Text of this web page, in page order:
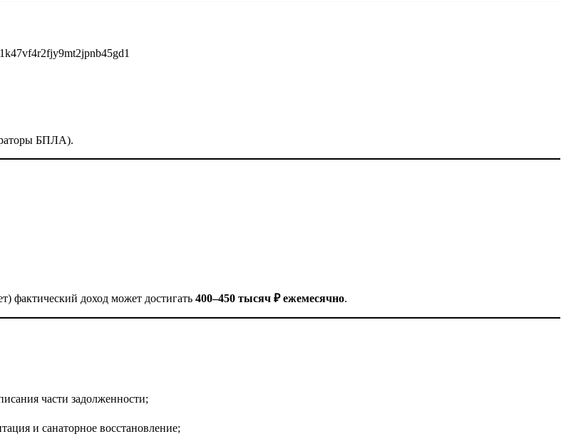
БПЛА).
фактический доход может достигать 400–450 тысяч ₽ ежемесячно.
части задолженности;
и санаторное восстановление;